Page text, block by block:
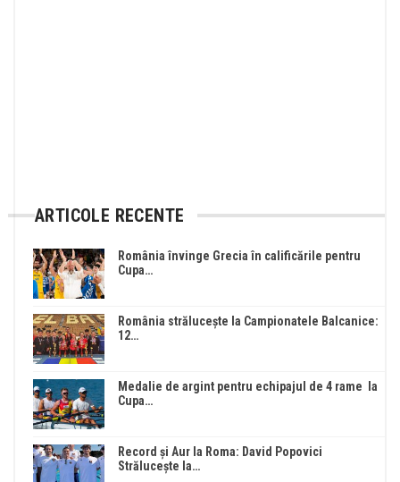
ARTICOLE RECENTE
România învinge Grecia în calificările pentru
Cupa…
România strălucește la Campionatele Balcanice:
12…
Medalie de argint pentru echipajul de 4 rame la
Cupa…
Record și Aur la Roma: David Popovici
Strălucește la…